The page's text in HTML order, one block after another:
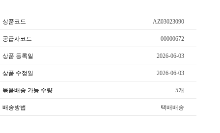
상품코드 AZ03023090
공급사코드 00000672
상품 등록일 2026-06-03
상품 수정일 2026-06-03
묶음배송 가능 수량 5개
배송방법 택배배송